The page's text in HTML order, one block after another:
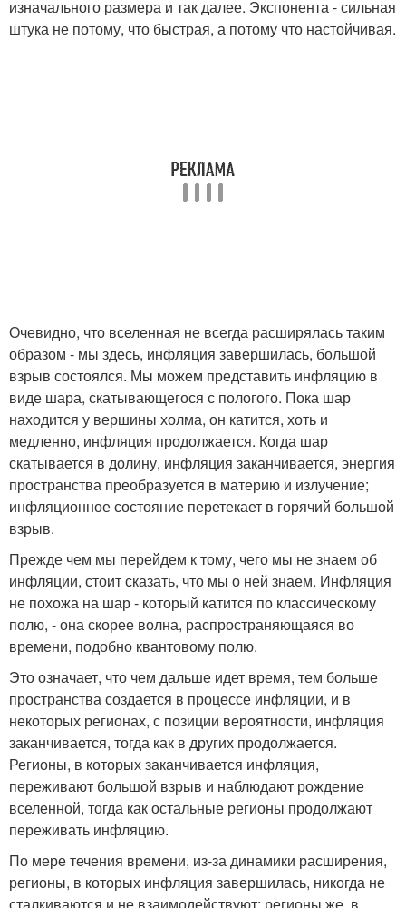
изначального размера и так далее. Экспонента - сильная
штука не потому, что быстрая, а потому что настойчивая.
Очевидно, что вселенная не всегда расширялась таким
образом - мы здесь, инфляция завершилась, большой
взрыв состоялся. Мы можем представить инфляцию в
виде шара, скатывающегося с пологого. Пока шар
находится у вершины холма, он катится, хоть и
медленно, инфляция продолжается. Когда шар
скатывается в долину, инфляция заканчивается, энергия
пространства преобразуется в материю и излучение;
инфляционное состояние перетекает в горячий большой
взрыв.
Прежде чем мы перейдем к тому, чего мы не знаем об
инфляции, стоит сказать, что мы о ней знаем. Инфляция
не похожа на шар - который катится по классическому
полю, - она скорее волна, распространяющаяся во
времени, подобно квантовому полю.
Это означает, что чем дальше идет время, тем больше
пространства создается в процессе инфляции, и в
некоторых регионах, с позиции вероятности, инфляция
заканчивается, тогда как в других продолжается.
Регионы, в которых заканчивается инфляция,
переживают большой взрыв и наблюдают рождение
вселенной, тогда как остальные регионы продолжают
переживать инфляцию.
По мере течения времени, из-за динамики расширения,
регионы, в которых инфляция завершилась, никогда не